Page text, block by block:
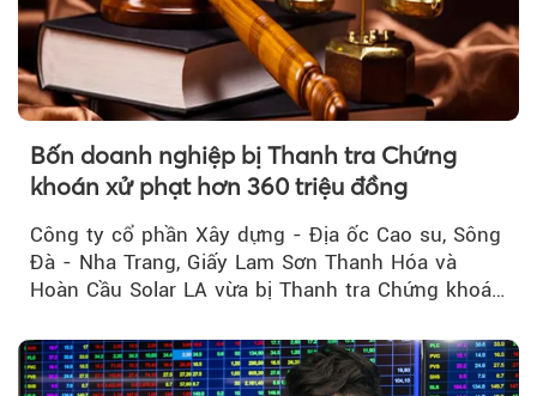
Bốn doanh nghiệp bị Thanh tra Chứng
khoán xử phạt hơn 360 triệu đồng
Công ty cổ phần Xây dựng - Địa ốc Cao su, Sông
Đà - Nha Trang, Giấy Lam Sơn Thanh Hóa và
Hoàn Cầu Solar LA vừa bị Thanh tra Chứng khoán
do vi phạm quy định về công bố thông tin trên
thị trường chứng khoán.